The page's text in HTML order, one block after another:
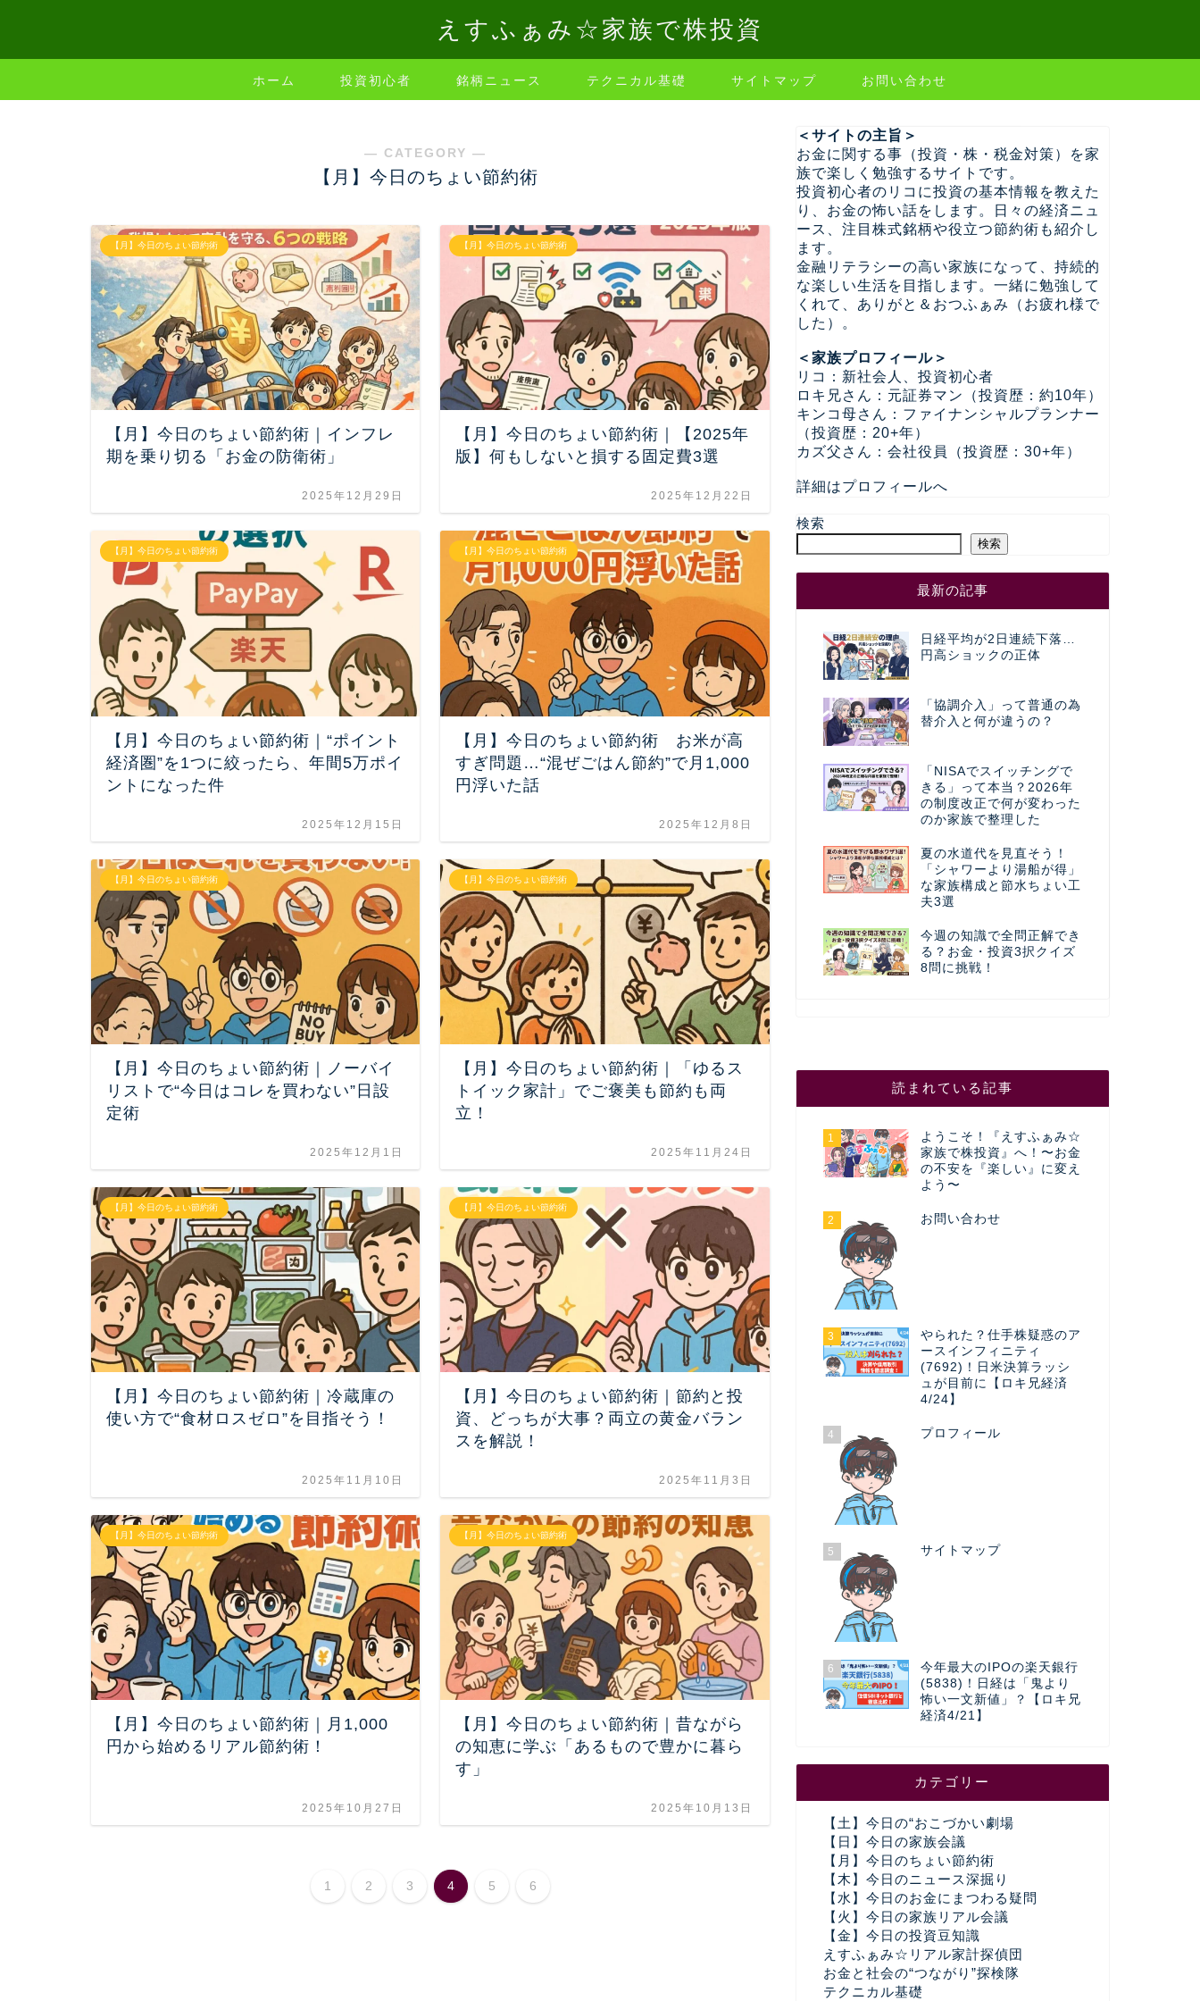
えすふぁみ☆家族で株投資
ホーム 投資初心者 銘柄ニュース テクニカル基礎 サイトマップ お問い合わせ
― CATEGORY ―
【月】今日のちょい節約術
【月】今日のちょい節約術
【月】今日のちょい節約術｜インフレ
期を乗り切る「お金の防衛術」
2025年12月29日
【月】今日のちょい節約術
【月】今日のちょい節約術｜【2025年
版】何もしないと損する固定費3選
2025年12月22日
【月】今日のちょい節約術
【月】今日のちょい節約術｜“ポイント
経済圏”を1つに絞ったら、年間5万ポイ
ントになった件
2025年12月15日
【月】今日のちょい節約術
【月】今日のちょい節約術 お米が高
すぎ問題…“混ぜごはん節約”で月1,000
円浮いた話
2025年12月8日
【月】今日のちょい節約術
【月】今日のちょい節約術｜ノーバイ
リストで“今日はコレを買わない”日設
定術
2025年12月1日
【月】今日のちょい節約術
【月】今日のちょい節約術｜「ゆるス
トイック家計」でご褒美も節約も両
立！
2025年11月24日
【月】今日のちょい節約術
【月】今日のちょい節約術｜冷蔵庫の
使い方で“食材ロスゼロ”を目指そう！
2025年11月10日
【月】今日のちょい節約術
【月】今日のちょい節約術｜節約と投
資、どっちが大事？両立の黄金バラン
スを解説！
2025年11月3日
【月】今日のちょい節約術
【月】今日のちょい節約術｜月1,000
円から始めるリアル節約術！
2025年10月27日
【月】今日のちょい節約術
【月】今日のちょい節約術｜昔ながら
の知恵に学ぶ「あるもので豊かに暮ら
す」
2025年10月13日
1 2 3 4 5 6
＜サイトの主旨＞
お金に関する事（投資・株・税金対策）を家
族で楽しく勉強するサイトです。
投資初心者のリコに投資の基本情報を教えた
り、お金の怖い話をします。日々の経済ニュ
ース、注目株式銘柄や役立つ節約術も紹介し
ます。
金融リテラシーの高い家族になって、持続的
な楽しい生活を目指します。一緒に勉強して
くれて、ありがと＆おつふぁみ（お疲れ様で
した）。
＜家族プロフィール＞
リコ：新社会人、投資初心者
ロキ兄さん：元証券マン（投資歴：約10年）
キンコ母さん：ファイナンシャルプランナー
（投資歴：20+年）
カズ父さん：会社役員（投資歴：30+年）
詳細はプロフィールへ
検索
検索
最新の記事
日経平均が2日連続下落…
円高ショックの正体
「協調介入」って普通の為
替介入と何が違うの？
「NISAでスイッチングで
きる」って本当？2026年
の制度改正で何が変わった
のか家族で整理した
夏の水道代を見直そう！
「シャワーより湯船が得」
な家族構成と節水ちょい工
夫3選
今週の知識で全問正解でき
る？お金・投資3択クイズ
8問に挑戦！
読まれている記事
1
ようこそ！『えすふぁみ☆
家族で株投資』へ！〜お金
の不安を『楽しい』に変え
よう〜
2 お問い合わせ
3
やられた？仕手株疑惑のア
ースインフィニティ
(7692)！日米決算ラッシ
ュが目前に【ロキ兄経済
4/24】
4 プロフィール
5 サイトマップ
6
今年最大のIPOの楽天銀行
(5838)！日経は「鬼より
怖い一文新値」？【ロキ兄
経済4/21】
カテゴリー
【土】今日の“おこづかい劇場
【日】今日の家族会議
【月】今日のちょい節約術
【木】今日のニュース深掘り
【水】今日のお金にまつわる疑問
【火】今日の家族リアル会議
【金】今日の投資豆知識
えすふぁみ☆リアル家計探偵団
お金と社会の“つながり”探検隊
テクニカル基礎